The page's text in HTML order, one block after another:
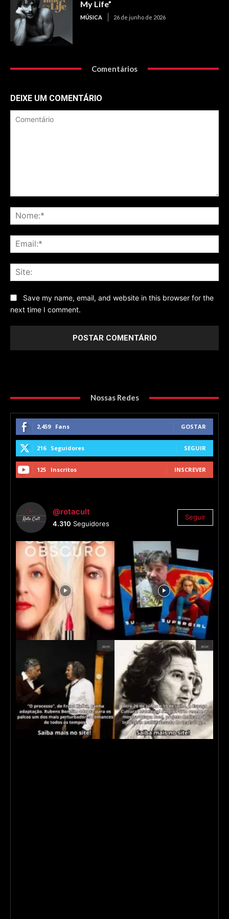
My Life”
MÚSICA 26 de junho de 2026
Comentários
DEIXE UM COMENTÁRIO
Save my name, email, and website in this browser for the
next time I comment.
Nossas Redes
2,459 Fans GOSTAR
216 Seguidores SEGUIR
125 Inscritos INSCREVER
@rotacult
4.310 Seguidores
Seguir